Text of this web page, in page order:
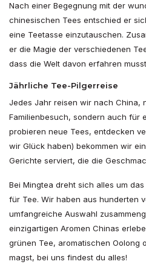
Nach einer Begegnung mit der
chinesischen Tees entschied er
eine Teetasse einzutauschen.
er die Magie der verschiedenen
dass die Welt davon erfahren
Jährliche Tee-Pilgerreise
Jedes Jahr reisen wir nach China,
Familienbesuch, sondern auch für
probieren neue Tees, entdecken
wir Glück haben) bekommen wir
Gerichte serviert, die die
Bei Mingtea dreht sich alles um
für Tee. Wir haben aus hunderten
umfangreiche Auswahl
einzigartigen Aromen Chinas
grünen Tee, aromatischen Oolong
magst, bei uns findest du alles!